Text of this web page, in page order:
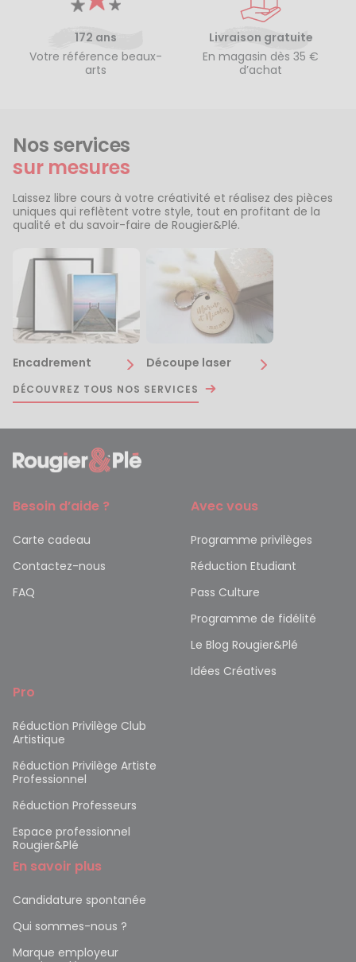
172 ans
Votre référence beaux-
arts
Livraison gratuite
En magasin dès 35 €
d’achat
Nos services
sur mesures
Laissez libre cours à votre créativité et réalisez des pièces
uniques qui reflètent votre style, tout en profitant de la
qualité et du savoir-faire de Rougier&Plé.
Encadrement Découpe laser
DÉCOUVREZ TOUS NOS SERVICES
Besoin d’aide ?
Carte cadeau
Contactez-nous
FAQ
Avec vous
Programme privilèges
Réduction Etudiant
Pass Culture
Programme de fidélité
Le Blog Rougier&Plé
Idées Créatives
Pro
Réduction Privilège Club
Artistique
Réduction Privilège Artiste
Professionnel
Réduction Professeurs
Espace professionnel
Rougier&Plé
En savoir plus
Candidature spontanée
Qui sommes-nous ?
Marque employeur